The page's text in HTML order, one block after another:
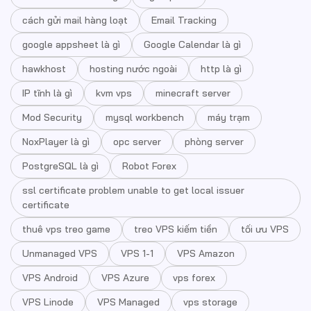
cách gửi mail hàng loạt
Email Tracking
google appsheet là gì
Google Calendar là gì
hawkhost
hosting nước ngoài
http là gì
IP tĩnh là gì
kvm vps
minecraft server
Mod Security
mysql workbench
máy trạm
NoxPlayer là gì
opc server
phòng server
PostgreSQL là gì
Robot Forex
ssl certificate problem unable to get local issuer
certificate
thuê vps treo game
treo VPS kiếm tiền
tối ưu VPS
Unmanaged VPS
VPS 1-1
VPS Amazon
VPS Android
VPS Azure
vps forex
VPS Linode
VPS Managed vps storage